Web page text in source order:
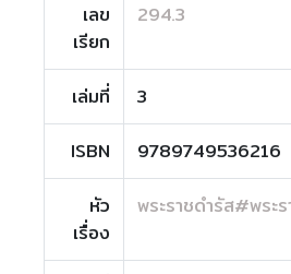
เลข
เรียก
294.3
เล่มที่
3
ISBN
9789749536216
หัว
เรื่อง
พระราชดำรัส#พระ